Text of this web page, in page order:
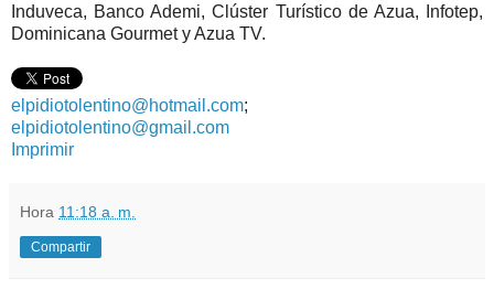
Induveca, Banco Ademi, Clúster Turístico de Azua, Infotep,
Dominicana Gourmet y Azua TV.
elpidiotolentino@hotmail.com;
elpidiotolentino@gmail.com
Imprimir
Hora 11:18 a. m.
Compartir